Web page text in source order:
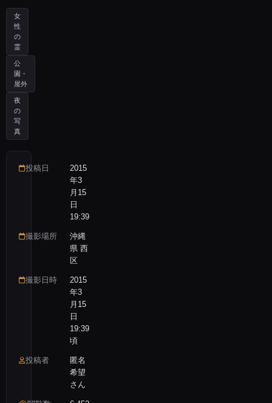
女
性
の
霊
公
園・
屋外
夜
の
写
真
投稿日
2015
年3
月15
日
19:39
撮影場所
沖縄
県 西
区
撮影日時
2015
年3
月15
日
19:39
頃
投稿者
匿名
希望
さん